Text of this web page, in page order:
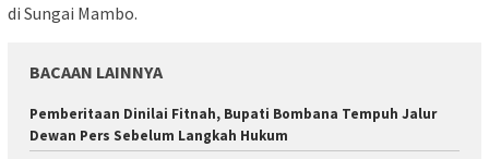
di Sungai Mambo.
BACAAN LAINNYA
Pemberitaan Dinilai Fitnah, Bupati Bombana Tempuh Jalur
Dewan Pers Sebelum Langkah Hukum